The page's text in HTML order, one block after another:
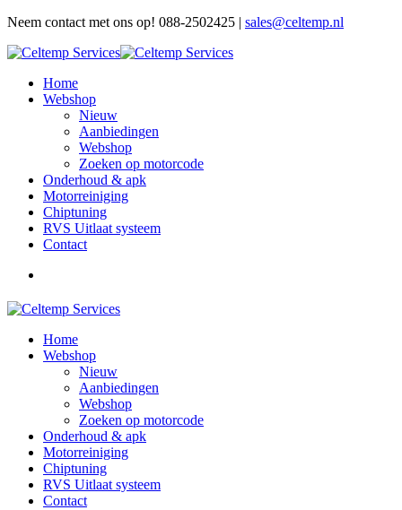
Neem contact met ons op! 088-2502425 | sales@celtemp.nl
Home
Webshop
Nieuw
Aanbiedingen
Webshop
Zoeken op motorcode
Onderhoud & apk
Motorreiniging
Chiptuning
RVS Uitlaat systeem
Contact
Home
Webshop
Nieuw
Aanbiedingen
Webshop
Zoeken op motorcode
Onderhoud & apk
Motorreiniging
Chiptuning
RVS Uitlaat systeem
Contact